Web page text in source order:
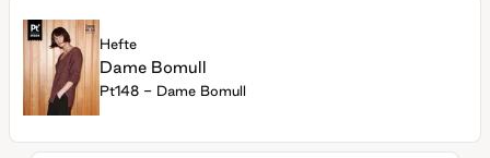
Hefte
Dame Bomull
Pt148 - Dame Bomull